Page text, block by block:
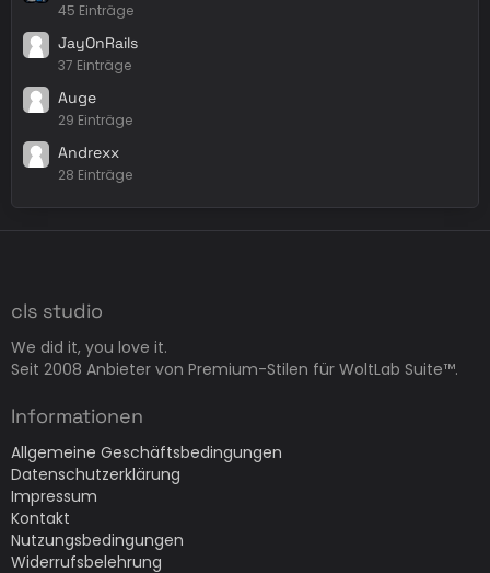
45 Einträge
JayOnRails
37 Einträge
Auge
29 Einträge
Andrexx
28 Einträge
cls studio
We did it, you love it.
Seit 2008 Anbieter von Premium-Stilen für WoltLab Suite™.
Informationen
Allgemeine Geschäftsbedingungen
Datenschutzerklärung
Impressum
Kontakt
Nutzungsbedingungen
Widerrufsbelehrung